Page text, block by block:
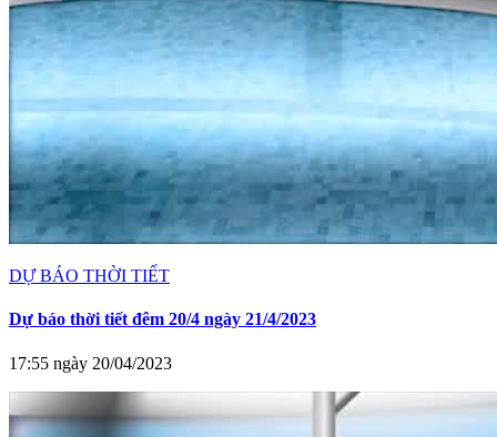
DỰ BÁO THỜI TIẾT
Dự báo thời tiết đêm 20/4 ngày 21/4/2023
17:55 ngày 20/04/2023